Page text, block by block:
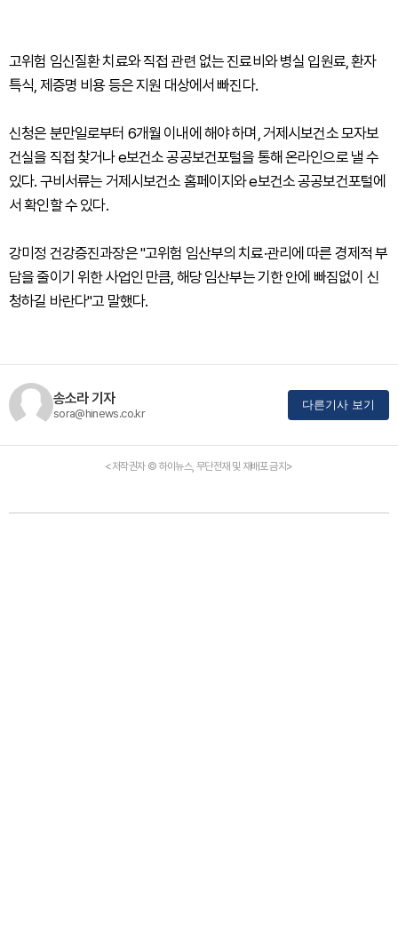
고위험 임신질환 치료와 직접 관련 없는 진료비와 병실 입원료, 환자
특식, 제증명 비용 등은 지원 대상에서 빠진다.
신청은 분만일로부터 6개월 이내에 해야 하며, 거제시보건소 모자보
건실을 직접 찾거나 e보건소 공공보건포털을 통해 온라인으로 낼 수
있다. 구비서류는 거제시보건소 홈페이지와 e보건소 공공보건포털에
서 확인할 수 있다.
강미정 건강증진과장은 "고위험 임산부의 치료·관리에 따른 경제적 부
담을 줄이기 위한 사업인 만큼, 해당 임산부는 기한 안에 빠짐없이 신
청하길 바란다"고 말했다.
송소라 기자
sora@hinews.co.kr
다른기사 보기
<저작권자 © 하이뉴스, 무단전재 및 재배포 금지>